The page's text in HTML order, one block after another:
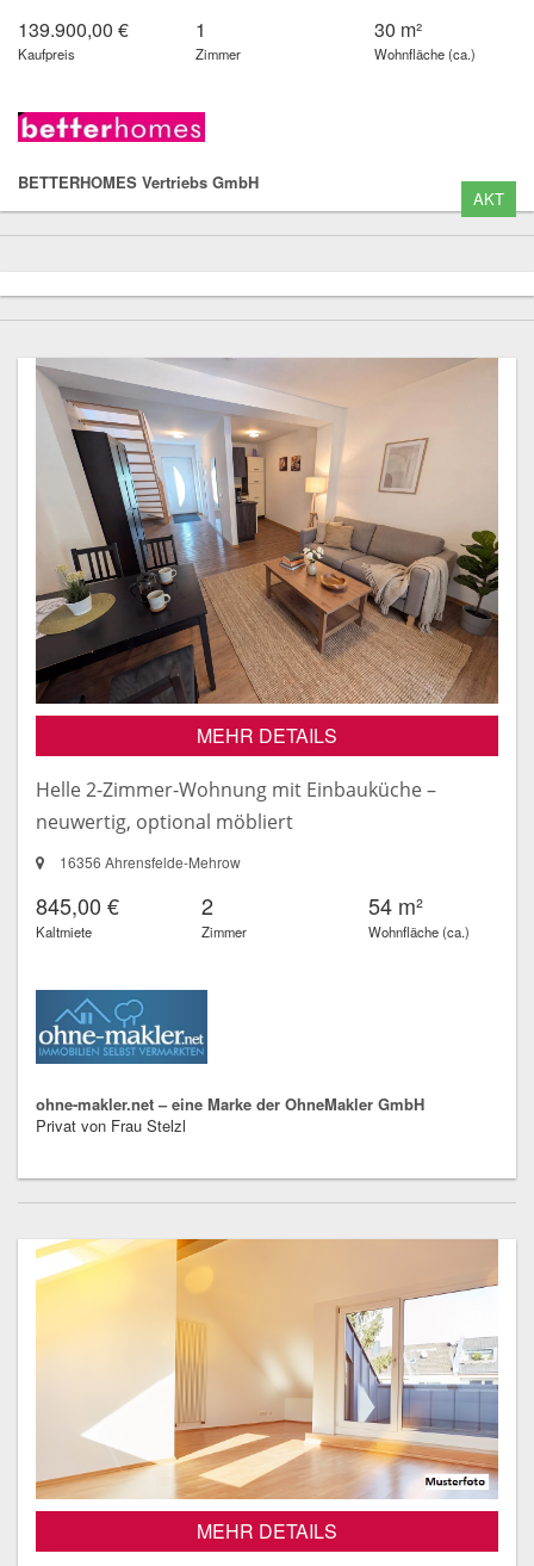
139.900,00 €
Kaufpreis
1
Zimmer
30 m²
Wohnfläche (ca.)
BETTERHOMES Vertriebs GmbH
AKT
MEHR DETAILS
Helle 2-Zimmer-Wohnung mit Einbauküche –
neuwertig, optional möbliert
16356 Ahrensfelde-Mehrow
845,00 €
Kaltmiete
2
Zimmer
54 m²
Wohnfläche (ca.)
ohne-makler.net – eine Marke der OhneMakler GmbH
Privat von Frau Stelzl
MEHR DETAILS